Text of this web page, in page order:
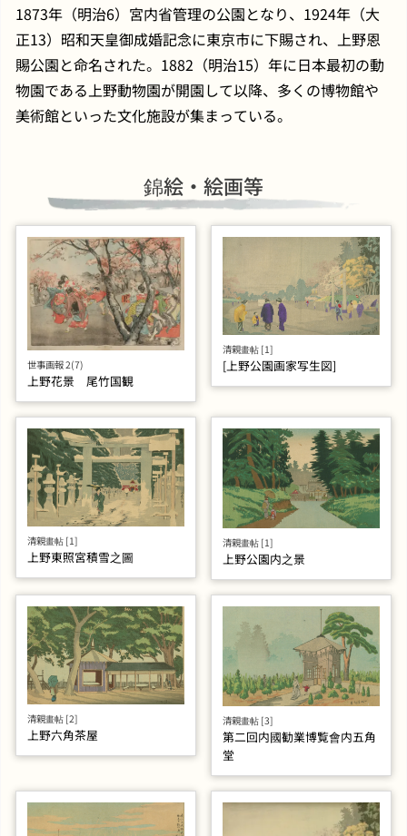
1873年（明治6）宮内省管理の公園となり、1924年（大
正13）昭和天皇御成婚記念に東京市に下賜され、上野恩
賜公園と命名された。1882（明治15）年に日本最初の動
物園である上野動物園が開園して以降、多くの博物館や
美術館といった文化施設が集まっている。
錦絵・絵画等
世事画報 2(7)
上野花景 尾竹国観
清親畫帖 [1]
[上野公園画家写生図]
清親畫帖 [1]
上野東照宮積雪之圖
清親畫帖 [1]
上野公園内之景
清親畫帖 [2]
上野六角茶屋
清親畫帖 [3]
第二回内國勧業博覧會内五角
堂